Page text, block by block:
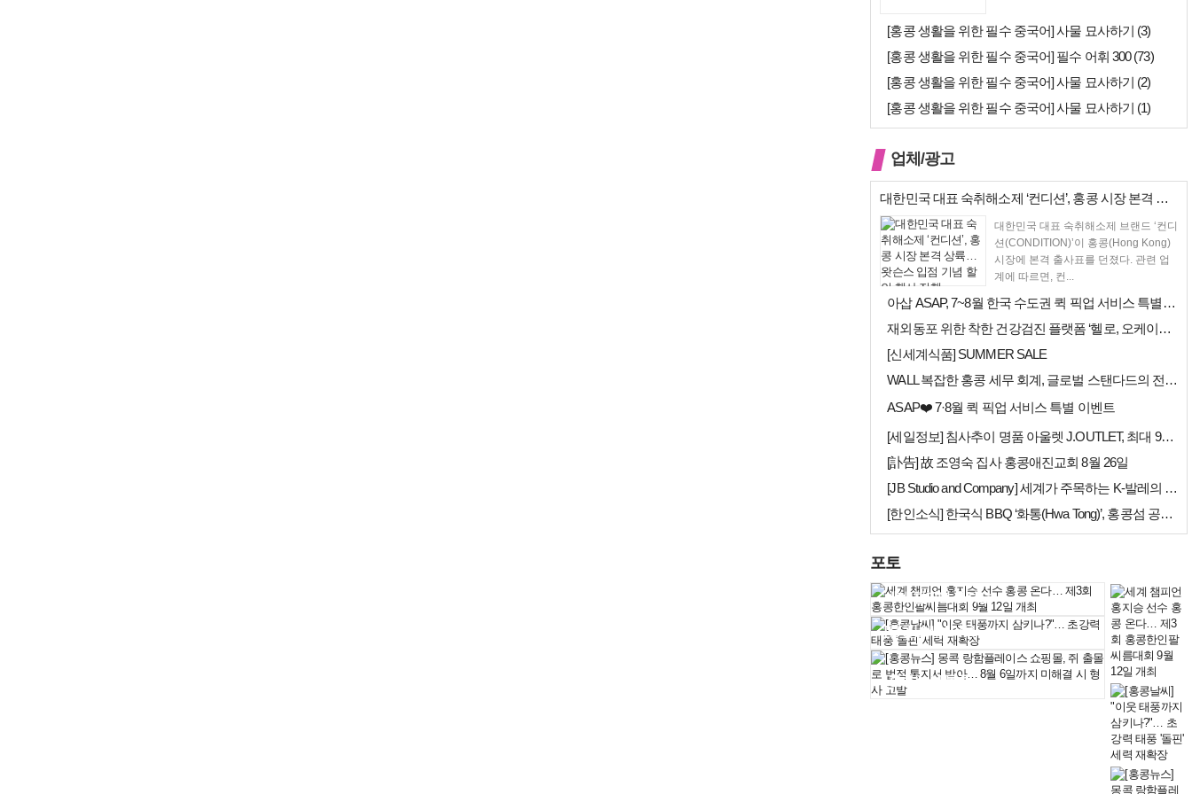
[홍콩 생활을 위한 필수 중국어] 사물 묘사하기 (3)
[홍콩 생활을 위한 필수 중국어] 필수 어휘 300 (73)
[홍콩 생활을 위한 필수 중국어] 사물 묘사하기 (2)
[홍콩 생활을 위한 필수 중국어] 사물 묘사하기 (1)
업체/광고
대한민국 대표 숙취해소제 ‘컨디션’, 홍콩 시장 본격 상륙… 왓슨스 입점…
대한민국 대표 숙취해소제 브랜드 ‘컨디
션(CONDITION)’이 홍콩(Hong Kong)
시장에 본격 출사표를 던졌다. 관련 업
계에 따르면, 컨...
아삽 ASAP, 7~8월 한국 수도권 퀵 픽업 서비스 특별 프로모션 실시
재외동포 위한 착한 건강검진 플랫폼 ‘헬로, 오케이검진’ 서비스 개시
[신세계식품] SUMMER SALE
WALL 복잡한 홍콩 세무 회계, 글로벌 스탠다드의 전문가들이 답을 드립…
ASAP❤️ 7·8월 퀵 픽업 서비스 특별 이벤트
[세일정보] 침사추이 명품 아울렛 J.OUTLET, 최대 90% 빅 세일…
[訃告] 故 조영숙 집사 홍콩애진교회 8월 26일
[JB Studio and Company] 세계가 주목하는 K-발레의 비…
[한인소식] 한국식 BBQ ‘화통(Hwa Tong)’, 홍콩섬 공략 본격…
포토
세계 챔피언 홍지승…
[홍콩날씨] "이웃…
[홍콩뉴스] 몽콕 …